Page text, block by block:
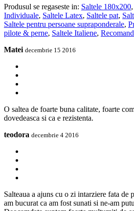
Produsul se regaseste in: Saltele 180x200,
Individuale, Saltele Latex, Saltele pat,
Saltele pentru persoane supraponderale,
pilote & perne, Saltele Italiene,
Matei decembrie 15 2016
O saltea de foarte buna calitate, foarte
dovedeasca si ca e rezistenta.
teodora decembrie 4 2016
Salteaua a ajuns cu o zi intarziere fata de
am bucurat ca am fost sunati si ne-am